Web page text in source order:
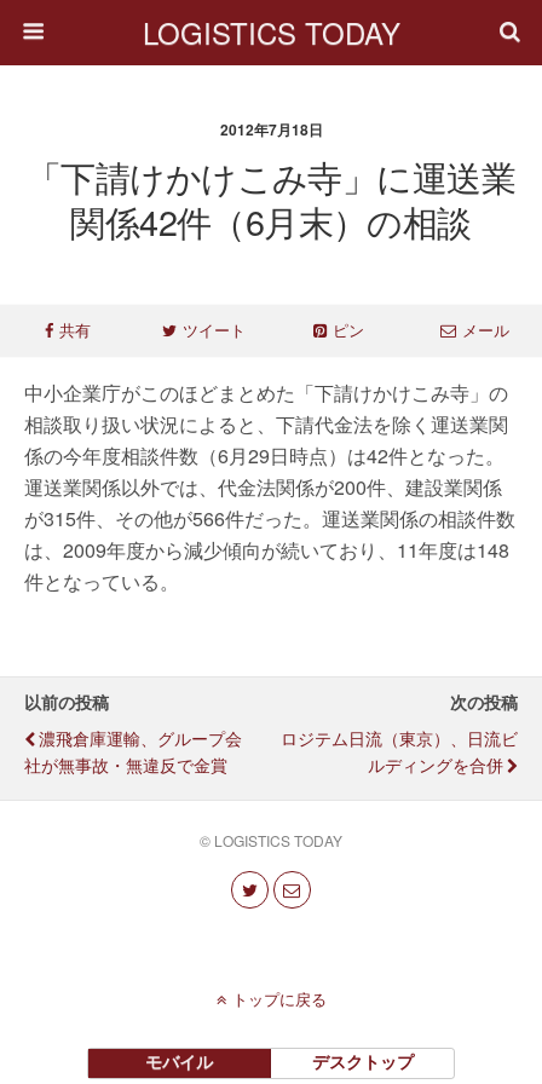
LOGISTICS TODAY
2012年7月18日
「下請けかけこみ寺」に運送業
関係42件（6月末）の相談
共有 ツイート ピン メール
中小企業庁がこのほどまとめた「下請けかけこみ寺」の
相談取り扱い状況によると、下請代金法を除く運送業関
係の今年度相談件数（6月29日時点）は42件となった。
運送業関係以外では、代金法関係が200件、建設業関係
が315件、その他が566件だった。運送業関係の相談件数
は、2009年度から減少傾向が続いており、11年度は148
件となっている。
以前の投稿
濃飛倉庫運輸、グループ会
社が無事故・無違反で金賞
次の投稿
ロジテム日流（東京）、日流ビ
ルディングを合併
© LOGISTICS TODAY
トップに戻る
モバイル デスクトップ